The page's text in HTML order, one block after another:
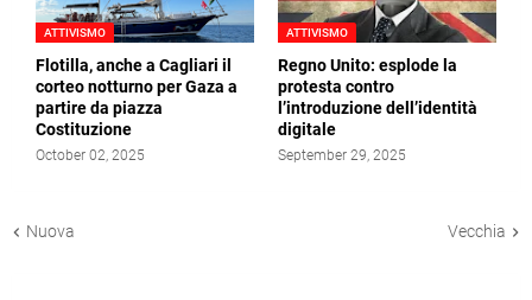
ATTIVISMO
Flotilla, anche a Cagliari il
corteo notturno per Gaza a
partire da piazza
Costituzione
October 02, 2025
ATTIVISMO
Regno Unito: esplode la
protesta contro
l’introduzione dell’identità
digitale
September 29, 2025
Nuova Vecchia